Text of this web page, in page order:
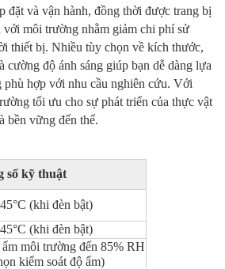
đặt và vận hành, đồng thời được trang bị
với môi trường nhằm giảm chi phí sử
thiết bị. Nhiều tùy chọn về kích thước,
cường độ ánh sáng giúp bạn dễ dàng lựa
phù hợp với nhu cầu nghiên cứu. Với
tối ưu cho sự phát triển của thực vật
bền vững đến thế.
số kỹ thuật
(khi đèn bật)
(khi đèn bật)
môi trường đến 85% RH
kiểm soát độ ẩm)